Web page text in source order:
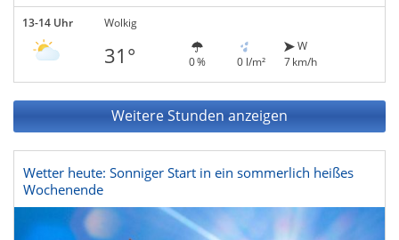
13-14 Uhr Wolkig
31° 0 % 0 l/m²
W
7 km/h
Weitere Stunden anzeigen
Wetter heute: Sonniger Start in ein sommerlich heißes
Wochenende